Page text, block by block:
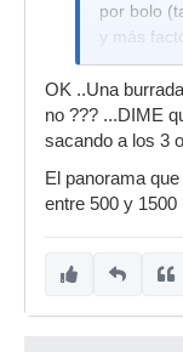
por bolo
y más
OK ..Una
no ??? ...DIME
sacando a los 3
El panorama
entre 500 y